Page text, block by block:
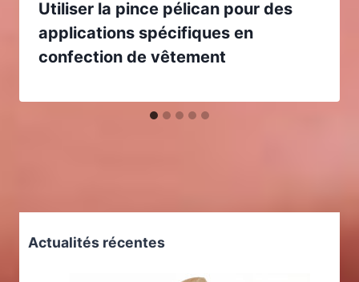
Utiliser la pince pélican pour des
applications spécifiques en
confection de vêtement
Actualités récentes